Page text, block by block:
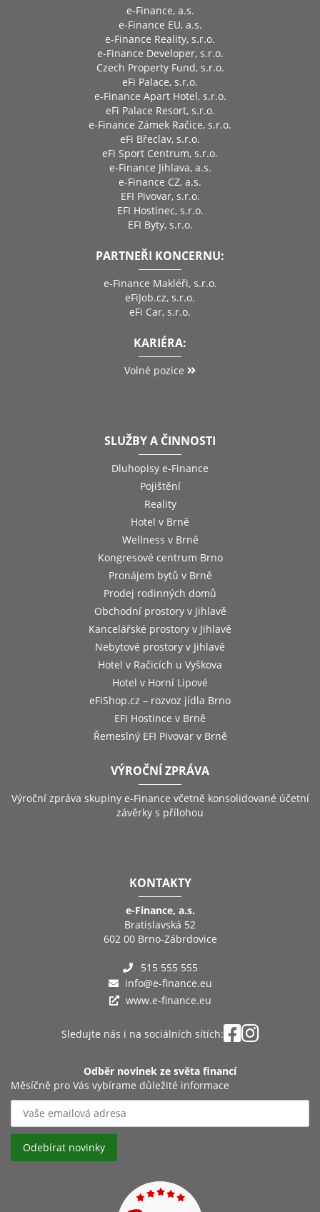
e-Finance, a.s.
e-Finance EU, a.s.
e-Finance Reality, s.r.o.
e-Finance Developer, s.r.o.
Czech Property Fund, s.r.o.
eFi Palace, s.r.o.
e-Finance Apart Hotel, s.r.o.
eFi Palace Resort, s.r.o.
e-Finance Zámek Račice, s.r.o.
eFi Břeclav, s.r.o.
eFi Sport Centrum, s.r.o.
e-Finance Jihlava, a.s.
e-Finance CZ, a.s.
EFI Pivovar, s.r.o.
EFI Hostinec, s.r.o.
EFI Byty, s.r.o.
PARTNEŘI KONCERNU:
e-Finance Makléři, s.r.o.
eFiJob.cz, s.r.o.
eFi Car, s.r.o.
KARIÉRA:
Volné pozice
SLUŽBY A ČINNOSTI
Dluhopisy e-Finance
Pojištění
Reality
Hotel v Brně
Wellness v Brně
Kongresové centrum Brno
Pronájem bytů v Brně
Prodej rodinných domů
Obchodní prostory v Jihlavě
Kancelářské prostory v Jihlavě
Nebytové prostory v Jihlavě
Hotel v Račicích u Vyškova
Hotel v Horní Lipové
eFiShop.cz – rozvoz jídla Brno
EFI Hostince v Brně
Řemeslný EFI Pivovar v Brně
VÝROČNÍ ZPRÁVA
Výroční zpráva skupiny e-Finance včetně konsolidované účetní
závěrky s přílohou
KONTAKTY
e-Finance, a.s.
Bratislavská 52
602 00 Brno-Zábrdovice
515 555 555
info@e-finance.eu
www.e-finance.eu
Sledujte nás i na sociálních sítích:
Odběr novinek ze světa financí
Měsíčně pro Vás vybírame důležité informace